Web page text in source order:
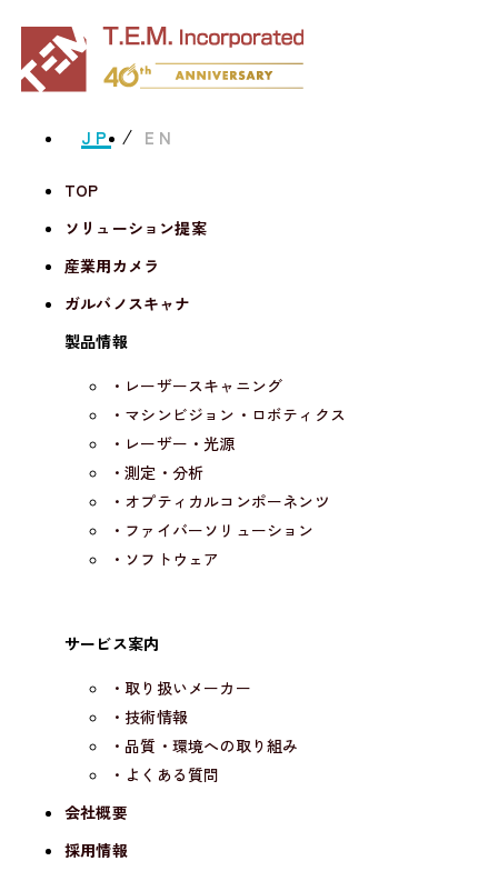
JP EN
TOP
ソリューション提案
産業用カメラ
ガルバノスキャナ
製品情報
・レーザースキャニング
・マシンビジョン・ロボティクス
・レーザー・光源
・測定・分析
・オプティカルコンポーネンツ
・ファイバーソリューション
・ソフトウェア
サービス案内
・取り扱いメーカー
・技術情報
・品質・環境への取り組み
・よくある質問
会社概要
採用情報